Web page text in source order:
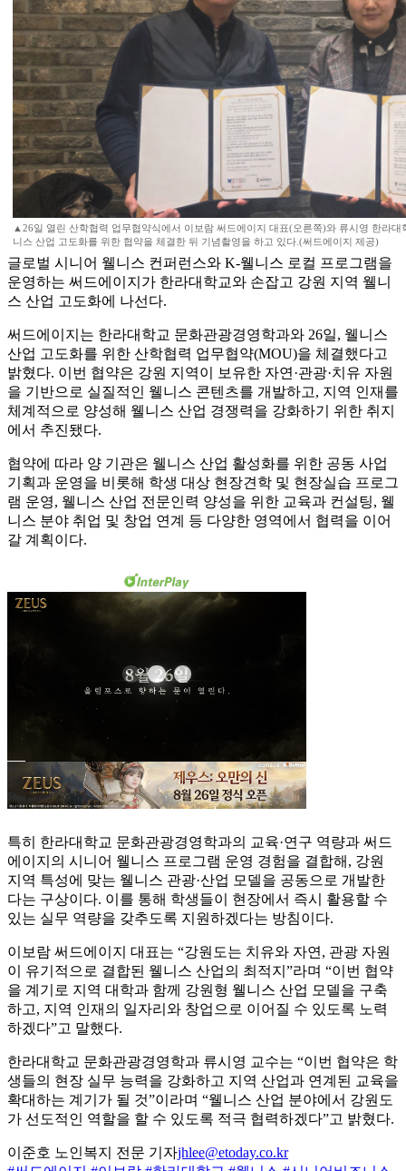
▲26일 열린 산학협력 업무협약식에서 이보람 써드에이지 대표(오른쪽)와 류시영 한라대
니스 산업 고도화를 위한 협약을 체결한 뒤 기념촬영을 하고 있다.(써드에이지 제공)
글로벌 시니어 웰니스 컨퍼런스와 K-웰니스 로컬 프로그램을
운영하는 써드에이지가 한라대학교와 손잡고 강원 지역 웰니
스 산업 고도화에 나선다.
써드에이지는 한라대학교 문화관광경영학과와 26일, 웰니스
산업 고도화를 위한 산학협력 업무협약(MOU)을 체결했다고
밝혔다. 이번 협약은 강원 지역이 보유한 자연·관광·치유 자원
을 기반으로 실질적인 웰니스 콘텐츠를 개발하고, 지역 인재를
체계적으로 양성해 웰니스 산업 경쟁력을 강화하기 위한 취지
에서 추진됐다.
협약에 따라 양 기관은 웰니스 산업 활성화를 위한 공동 사업
기획과 운영을 비롯해 학생 대상 현장견학 및 현장실습 프로그
램 운영, 웰니스 산업 전문인력 양성을 위한 교육과 컨설팅, 웰
니스 분야 취업 및 창업 연계 등 다양한 영역에서 협력을 이어
갈 계획이다.
특히 한라대학교 문화관광경영학과의 교육·연구 역량과 써드
에이지의 시니어 웰니스 프로그램 운영 경험을 결합해, 강원
지역 특성에 맞는 웰니스 관광·산업 모델을 공동으로 개발한
다는 구상이다. 이를 통해 학생들이 현장에서 즉시 활용할 수
있는 실무 역량을 갖추도록 지원하겠다는 방침이다.
이보람 써드에이지 대표는 “강원도는 치유와 자연, 관광 자원
이 유기적으로 결합된 웰니스 산업의 최적지”라며 “이번 협약
을 계기로 지역 대학과 함께 강원형 웰니스 산업 모델을 구축
하고, 지역 인재의 일자리와 창업으로 이어질 수 있도록 노력
하겠다”고 말했다.
한라대학교 문화관광경영학과 류시영 교수는 “이번 협약은 학
생들의 현장 실무 능력을 강화하고 지역 산업과 연계된 교육을
확대하는 계기가 될 것”이라며 “웰니스 산업 분야에서 강원도
가 선도적인 역할을 할 수 있도록 적극 협력하겠다”고 밝혔다.
이준호 노인복지 전문 기자jhlee@etoday.co.kr